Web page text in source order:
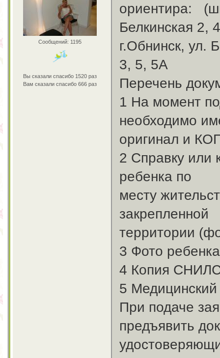
Сообщений: 1195
Вы сказали спасибо 1520 раз
Вам сказали спасибо 666 раз
ориентира:
Белкинская 2,
г.Обнинск, ул.
3, 5, 5А
Перечень
1 На момент
необходимо
оригинал и
2 Справку или
ребенка по
месту
закрепленной
территории
3 Фото
4 Копия
5
При подаче
предъявить